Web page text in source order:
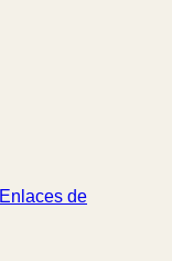
Enlaces de